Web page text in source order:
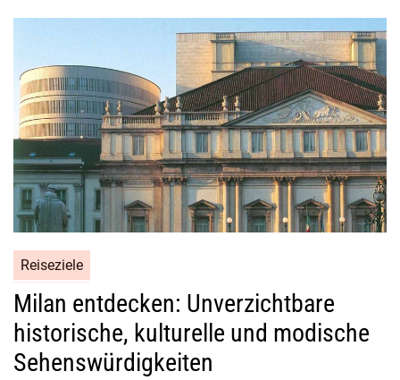
s
u
n
d
e
n
t
d
e
c
n
S
i
e
Reiseziele
Milan entdecken: Unverzichtbare
historische, kulturelle und modische
Sehenswürdigkeiten